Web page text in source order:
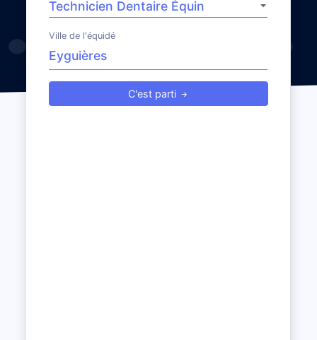
Ville de l'équidé
C'est parti